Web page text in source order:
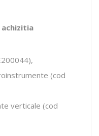
(cod
verticale (cod